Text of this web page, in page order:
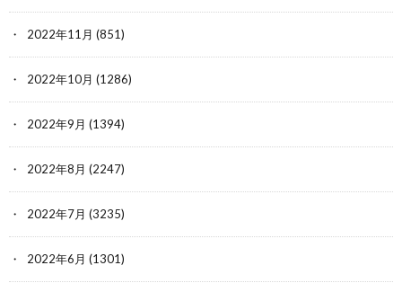
2022年11月 (851)
2022年10月 (1286)
2022年9月 (1394)
2022年8月 (2247)
2022年7月 (3235)
2022年6月 (1301)